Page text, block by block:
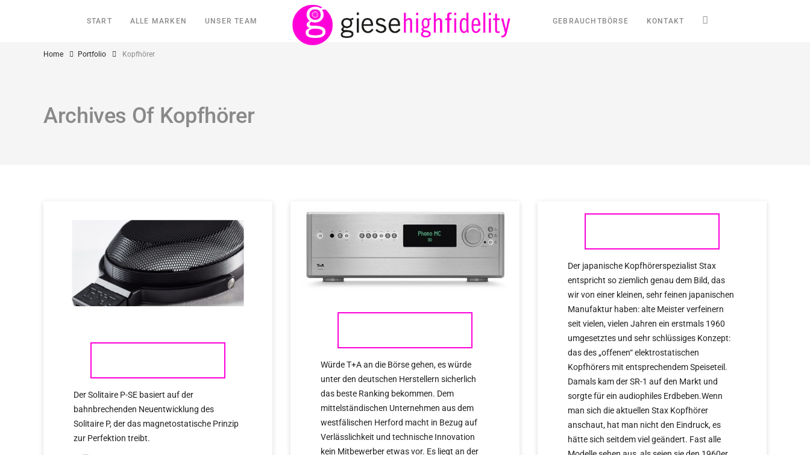
START ALLE MARKEN UNSER TEAM GEBRAUCHTBÖRSE KONTAKT
Home Portfolio Kopfhörer
Archives Of Kopfhörer
Der Solitaire P-SE basiert auf der
bahnbrechenden Neuentwicklung des
Solitaire P, der das magnetostatische Prinzip
zur Perfektion treibt.
Würde T+A an die Börse gehen, es würde
unter den deutschen Herstellern sicherlich
das beste Ranking bekommen. Dem
mittelständischen Unternehmen aus dem
westfälischen Herford macht in Bezug auf
Verlässlichkeit und technische Innovation
kein Mitbewerber etwas vor. Es liegt an der
Der japanische Kopfhörerspezialist Stax
entspricht so ziemlich genau dem Bild, das
wir von einer kleinen, sehr feinen japanischen
Manufaktur haben: alte Meister verfeinern
seit vielen, vielen Jahren ein erstmals 1960
umgesetztes und sehr schlüssiges Konzept:
das des „offenen“ elektrostatischen
Kopfhörers mit entsprechendem Speiseteil.
Damals kam der SR-1 auf den Markt und
sorgte für ein audiophiles Erdbeben.Wenn
man sich die aktuellen Stax Kopfhörer
anschaut, hat man nicht den Eindruck, es
hätte sich seitdem viel geändert. Fast alle